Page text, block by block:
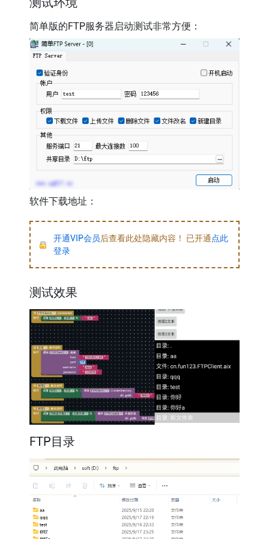
简单版的FTP服务器启动测试非常方便：
软件下载地址：
开通VIP会员后查看此处隐藏内容！ 已开通点此
登录
测试效果
FTP目录